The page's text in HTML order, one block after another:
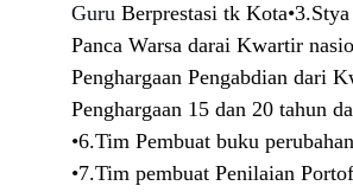
Guru Berprestasi tk Kota•
Panca Warsa darai Kwartir
Penghargaan Pengabdian dari
Penghargaan 15 dan 20 tahun
•6.Tim Pembuat buku
•7.Tim pembuat Penilaian